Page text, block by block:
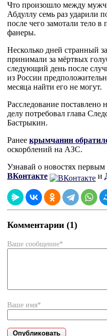
Что произошло между
Абдуллу семь раз ударили
после чего замотали тело
фанеры.
Несколько дней странный
принимали за мёртвых
следующий день после
из России
месяца найти его не могут.
Расследование
делу потребовал глава
Бастрыкин.
Ранее крымчанин
оскорблений на АЗС.
Узнавай о новостях первым
ВКонтакте
и
Комментарии (1)
Ваше сообщение*
Ваше имя*